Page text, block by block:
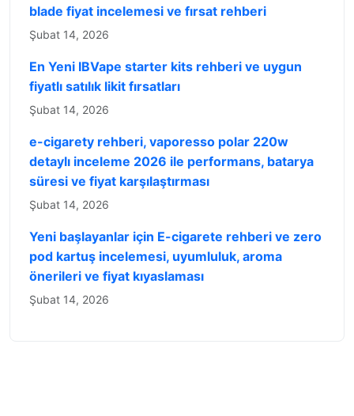
blade fiyat incelemesi ve fırsat rehberi
Şubat 14, 2026
En Yeni IBVape starter kits rehberi ve uygun
fiyatlı satılık likit fırsatları
Şubat 14, 2026
e-cigarety rehberi, vaporesso polar 220w
detaylı inceleme 2026 ile performans, batarya
süresi ve fiyat karşılaştırması
Şubat 14, 2026
Yeni başlayanlar için E-cigarete rehberi ve zero
pod kartuş incelemesi, uyumluluk, aroma
önerileri ve fiyat kıyaslaması
Şubat 14, 2026